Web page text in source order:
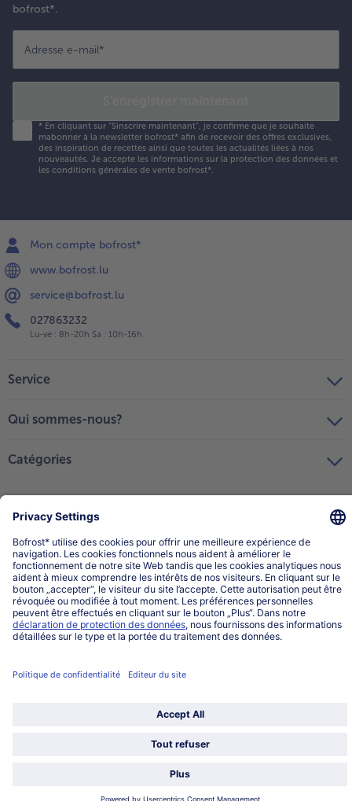
bofrost*.
Adresse e-mail*
* En cliquant sur "Sinscrire maintenant", je confirme que je souhaite
mabonner à la newsletter bofrost* afin de recevoir des offres exclusives,
des inspiration de recettes ainsi que toutes les actualités liées à nos
nouveautés. Je accepte les informations sur la protection des données et
les conditions générales de vente bofrost*.
Mon compte bofrost*
www.bofrost.lu
service@bofrost.lu
027863232
Lu-ve : 8h-20h Sa : 10h-16h
Service
Qui sommes-nous?
Catégories